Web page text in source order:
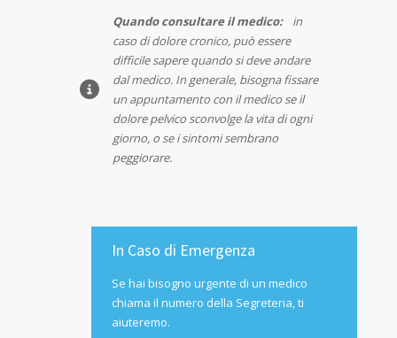
Quando consultare il medico:
in
caso di dolore cronico, può essere
difficile sapere quando si deve andare
dal medico. In generale, bisogna fissare
un appuntamento con il medico se il
dolore pelvico sconvolge la vita di ogni
giorno, o se i sintomi sembrano
peggiorare.
In Caso di Emergenza
Se hai bisogno urgente di un medico
chiama il numero della Segreteria, ti
aiuteremo.